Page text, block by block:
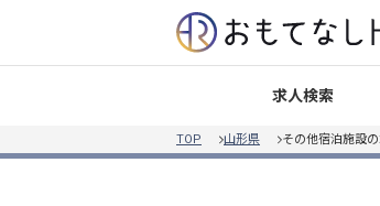
求人検索
TOP 山形県 その他宿泊施設